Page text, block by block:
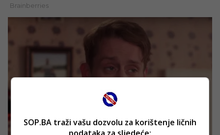
SOP.BA traži vašu dozvolu za korištenje ličnih